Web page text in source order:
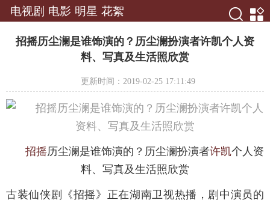
电视剧 电影 明星 花絮
招摇历尘澜是谁饰演的？历尘澜扮演者许凯个人资
料、写真及生活照欣赏
更新时间：2019-02-25 17:11:49
招摇历尘澜是谁饰演的？历尘澜扮演者许凯个人资
料、写真及生活照欣赏
古装仙侠剧《招摇》正在湖南卫视热播，剧中演员的